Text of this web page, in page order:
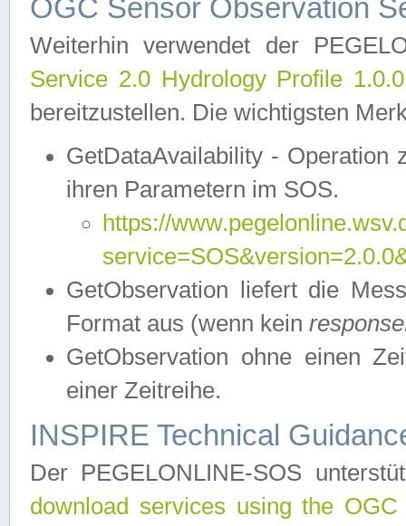
OGC Sensor Observation
Weiterhin verwendet der
Service 2.0 Hydrology Profile
bereitzustellen. Die wichtigsten
GetDataAvailability - Operation
ihren Parametern im SOS.
https://
GetObservation liefert die
Format aus (wenn kein
GetObservation ohne einen
einer Zeitreihe.
INSPIRE Technical
Der PEGELONLINE-SOS
download services using the